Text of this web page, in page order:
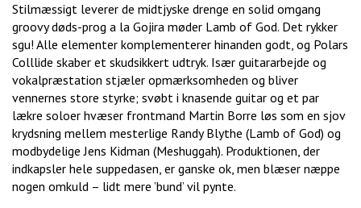
Stilmæssigt leverer de midtjyske drenge en solid omgang
groovy døds-prog a la Gojira møder Lamb of God. Det rykker
sgu! Alle elementer komplementerer hinanden godt, og Polars
Colllide skaber et skudsikkert udtryk. Især guitararbejde og
vokalpræstation stjæler opmærksomheden og bliver
vennernes store styrke; svøbt i knasende guitar og et par
lækre soloer hvæser frontmand Martin Borre løs som en sjov
krydsning mellem mesterlige Randy Blythe (Lamb of God) og
modbydelige Jens Kidman (Meshuggah). Produktionen, der
indkapsler hele suppedasen, er ganske ok, men blæser næppe
nogen omkuld – lidt mere ’bund’ vil pynte.